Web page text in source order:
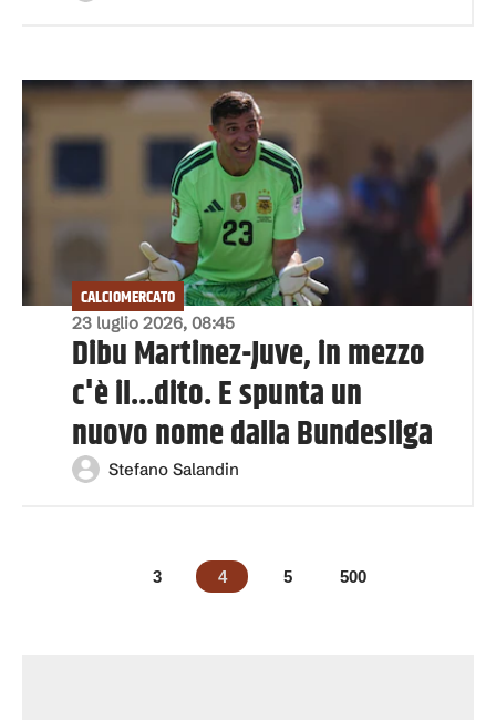
23 luglio 2026, 08:45
CALCIOMERCATO
Dibu Martinez-Juve, in mezzo
c'è il...dito. E spunta un
nuovo nome dalla Bundesliga
Stefano Salandin
3 4 5 500